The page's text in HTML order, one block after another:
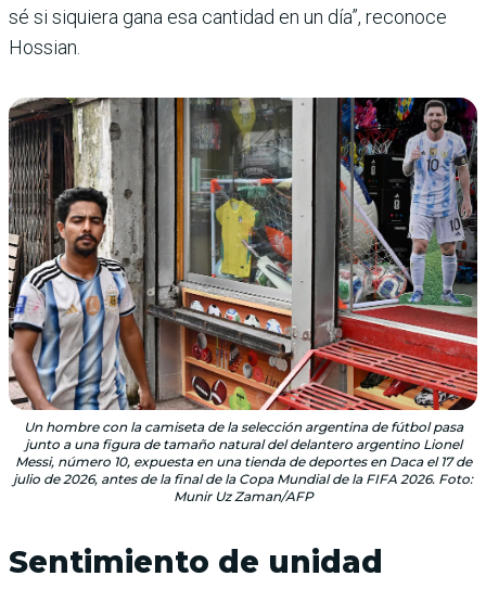
sé si siquiera gana esa cantidad en un día”, reconoce
Hossian.
Un hombre con la camiseta de la selección argentina de fútbol pasa
junto a una figura de tamaño natural del delantero argentino Lionel
Messi, número 10, expuesta en una tienda de deportes en Daca el 17 de
julio de 2026, antes de la final de la Copa Mundial de la FIFA 2026. Foto:
Munir Uz Zaman/AFP
Sentimiento de unidad